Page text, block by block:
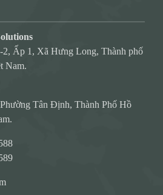
Ấp 1, Xã Hưng Long, Thành phố
Nam.
Tân Định, Thành Phố Hồ